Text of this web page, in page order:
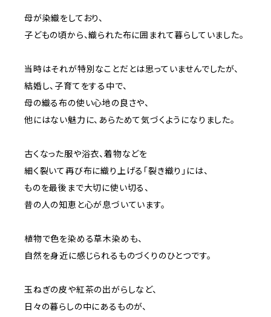
母が染織をしており、
子どもの頃から、織られた布に囲まれて暮らしていました。
当時はそれが特別なことだとは思っていませんでしたが、
結婚し、子育てをする中で、
母の織る布の使い心地の良さや、
他にはない魅力に、あらためて気づくようになりました。
古くなった服や浴衣、着物などを
細く裂いて再び布に織り上げる「裂き織り」には、
ものを最後まで大切に使い切る、
昔の人の知恵と心が息づいています。
植物で色を染める草木染めも、
自然を身近に感じられるものづくりのひとつです。
玉ねぎの皮や紅茶の出がらしなど、
日々の暮らしの中にあるものが、